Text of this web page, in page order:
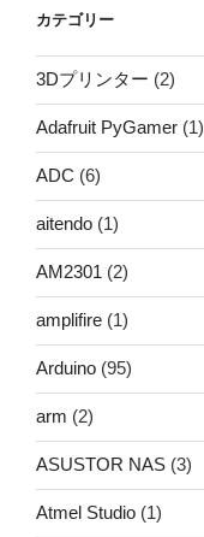
カテゴリー
3Dプリンター (2)
Adafruit PyGamer (1)
ADC (6)
aitendo (1)
AM2301 (2)
amplifire (1)
Arduino (95)
arm (2)
ASUSTOR NAS (3)
Atmel Studio (1)